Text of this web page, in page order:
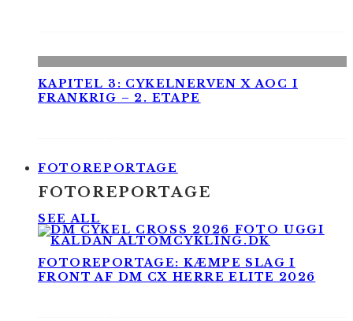
KAPITEL 3: CYKELNERVEN X AOC I
FRANKRIG – 2. ETAPE
FOTOREPORTAGE
FOTOREPORTAGE
SEE ALL
FOTOREPORTAGE: KÆMPE SLAG I
FRONT AF DM CX HERRE ELITE 2026